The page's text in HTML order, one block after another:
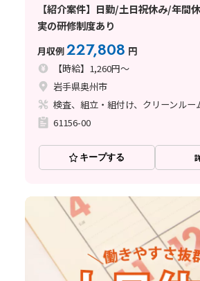
【紹介案件】日勤/土日祝休み/年間
実の研修制度あり
月収例227,808 円
【時給】1,260円～
岩手県奥州市
検査、組立・組付け、クリーンルー
61156-00
キープする